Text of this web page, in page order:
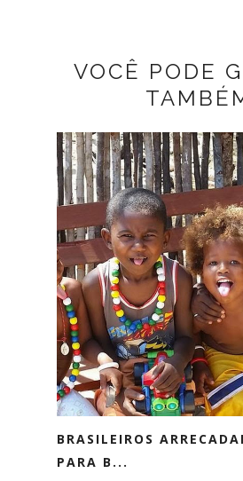
VOCÊ PODE
BRASILEIROS
PARA B...